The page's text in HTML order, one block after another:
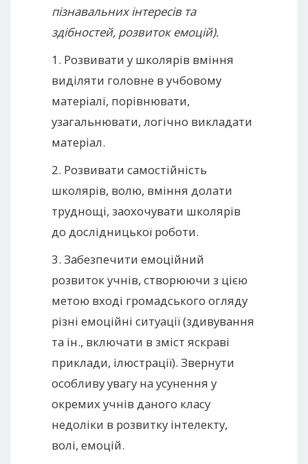
пізнавальних інтересів та
здібностей, розвиток емоцій).
1. Розвивати у школярів вміння
виділяти головне в учбовому
матеріалі, порівнювати,
узагальнювати, логічно викладати
матеріал.
2. Розвивати самостійність
школярів, волю, вміння долати
труднощі, заохочувати школярів
до дослідницької роботи.
3. Забезпечити емоційний
розвиток учнів, створюючи з цією
метою вході громадського огляду
різні емоційні ситуації (здивування
та ін., включати в зміст яскраві
приклади, ілюстрації). Звернути
особливу увагу на усунення у
окремих учнів даного класу
недоліки в розвитку інтелекту,
волі, емоцій.